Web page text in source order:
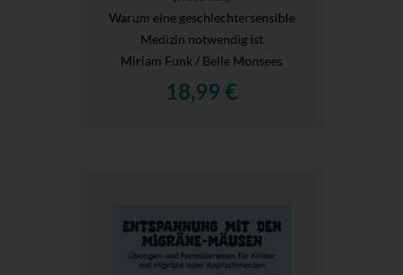
Warum eine geschlechtersensible
Medizin notwendig ist
Miriam Funk / Belle Monsees
18,99 €